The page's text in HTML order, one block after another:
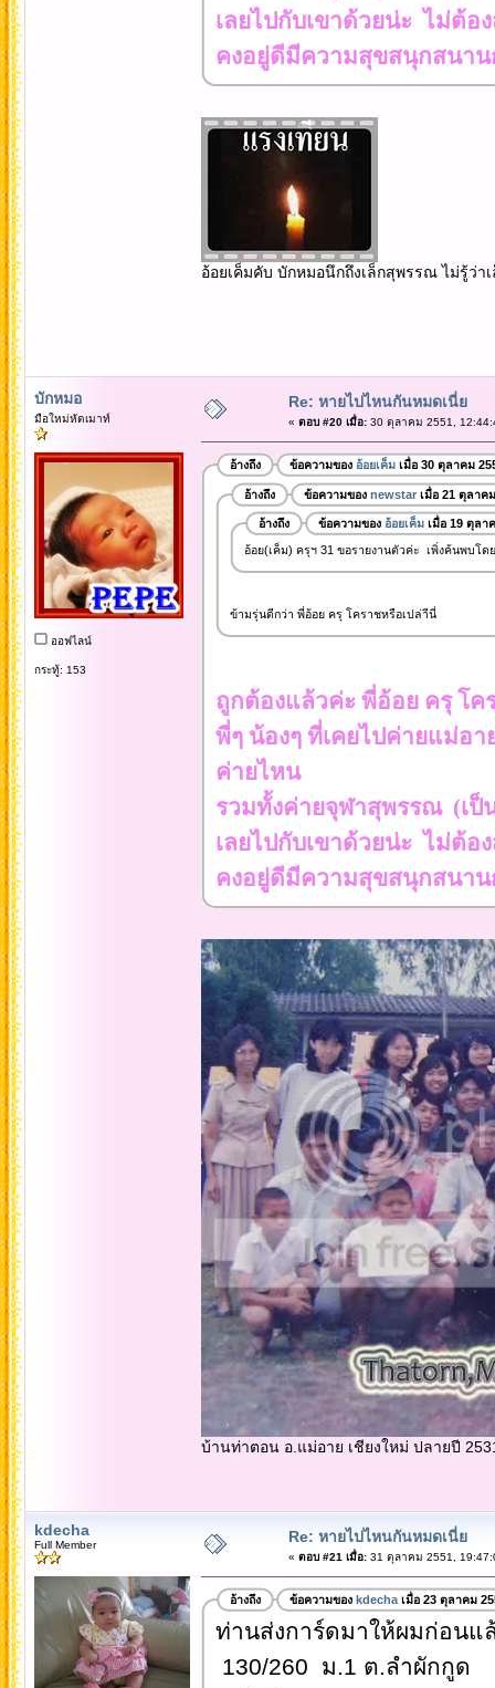
เลยไปกับเขาด้วยน่ะ ไม่ต้อ
คงอยู่ดีมีความสุขสนุกสนา
อ้อยเค็มคับ บักหมอนึกถึงเล็กสุพรรณ ไม่รู้ว่
บักหมอ
มือใหม่หัดเมาท์
ออฟไลน์
กระทู้: 153
Re: หายไปไหนกันหมดเนี่ย
« ตอบ #20 เมื่อ:30 ตุลาคม 2551,
อ้างถึง ข้อความของ อ้อยเค็มเมื่อ 30 ตุลาคม
อ้างถึง ข้อความของ newstarเมื่อ 21 ตุลาค
อ้างถึง ข้อความของ อ้อยเค็มเมื่อ 19 ตุลา
อ้อย(เค็ม) ครุฯ 31 ขอรายงานตัวค่ะ เพิ่งค้นพบโ
ข้ามรุ่นดีกว่า พี่อ้อย ครุ โคราชหรือเปล่าีนี่
ถูกต้องแล้วค่ะ พี่อ้อย ครุ โค
พี่ๆ น้องๆ ที่เคยไปค่ายแม่อ
ค่ายไหน
รวมทั้งค่ายจุฬาสุพรรณ (เ
เลยไปกับเขาด้วยน่ะ ไม่ต้อ
คงอยู่ดีมีความสุขสนุกสนา
บ้านท่าตอน อ.แม่อาย เชียงใหม่ ปลายปี
kdecha
Full Member Re: หายไปไหนกันหมดเนี่ย
« ตอบ #21 เมื่อ:31 ตุลาคม 2551,
อ้างถึง ข้อความของ kdechaเมื่อ 23 ตุลาคม
ท่านส่งการ์ดมาให้ผมก่อนแ
130/260 ม.1 ต.ลำผักกูด